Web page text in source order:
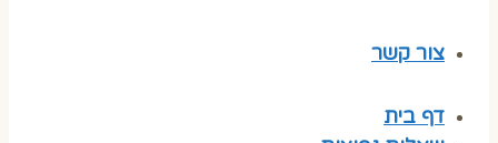
צור קשר
דף בית